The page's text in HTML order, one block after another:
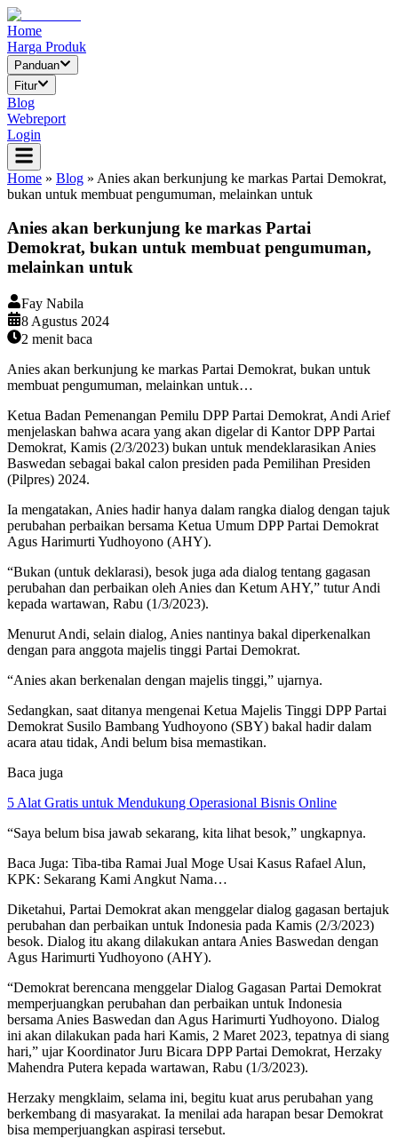
Home
Harga Produk
Panduan
Fitur
Blog
Webreport
Login
Home » Blog » Anies akan berkunjung ke markas Partai Demokrat,
bukan untuk membuat pengumuman, melainkan untuk
Anies akan berkunjung ke markas Partai
Demokrat, bukan untuk membuat pengumuman,
melainkan untuk
Fay Nabila
8 Agustus 2024
2 menit baca
Anies akan berkunjung ke markas Partai Demokrat, bukan untuk
membuat pengumuman, melainkan untuk…
Ketua Badan Pemenangan Pemilu DPP Partai Demokrat, Andi Arief
menjelaskan bahwa acara yang akan digelar di Kantor DPP Partai
Demokrat, Kamis (2/3/2023) bukan untuk mendeklarasikan Anies
Baswedan sebagai bakal calon presiden pada Pemilihan Presiden
(Pilpres) 2024.
Ia mengatakan, Anies hadir hanya dalam rangka dialog dengan tajuk
perubahan perbaikan bersama Ketua Umum DPP Partai Demokrat
Agus Harimurti Yudhoyono (AHY).
“Bukan (untuk deklarasi), besok juga ada dialog tentang gagasan
perubahan dan perbaikan oleh Anies dan Ketum AHY,” tutur Andi
kepada wartawan, Rabu (1/3/2023).
Menurut Andi, selain dialog, Anies nantinya bakal diperkenalkan
dengan para anggota majelis tinggi Partai Demokrat.
“Anies akan berkenalan dengan majelis tinggi,” ujarnya.
Sedangkan, saat ditanya mengenai Ketua Majelis Tinggi DPP Partai
Demokrat Susilo Bambang Yudhoyono (SBY) bakal hadir dalam
acara atau tidak, Andi belum bisa memastikan.
Baca juga
5 Alat Gratis untuk Mendukung Operasional Bisnis Online
“Saya belum bisa jawab sekarang, kita lihat besok,” ungkapnya.
Baca Juga: Tiba-tiba Ramai Jual Moge Usai Kasus Rafael Alun,
KPK: Sekarang Kami Angkut Nama…
Diketahui, Partai Demokrat akan menggelar dialog gagasan bertajuk
perubahan dan perbaikan untuk Indonesia pada Kamis (2/3/2023)
besok. Dialog itu akang dilakukan antara Anies Baswedan dengan
Agus Harimurti Yudhoyono (AHY).
“Demokrat berencana menggelar Dialog Gagasan Partai Demokrat
memperjuangkan perubahan dan perbaikan untuk Indonesia
bersama Anies Baswedan dan Agus Harimurti Yudhoyono. Dialog
ini akan dilakukan pada hari Kamis, 2 Maret 2023, tepatnya di siang
hari,” ujar Koordinator Juru Bicara DPP Partai Demokrat, Herzaky
Mahendra Putera kepada wartawan, Rabu (1/3/2023).
Herzaky mengklaim, selama ini, begitu kuat arus perubahan yang
berkembang di masyarakat. Ia menilai ada harapan besar Demokrat
bisa memperjuangkan aspirasi tersebut.